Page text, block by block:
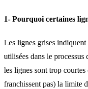
1- Pourquoi certaines
Les lignes grises indiquent
utilisées dans le
les lignes sont trop
franchissent pas) la limite